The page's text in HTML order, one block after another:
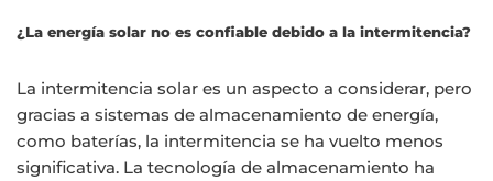
¿La energía solar no es confiable debido a la intermitencia?
La intermitencia solar es un aspecto a considerar, pero
gracias a sistemas de almacenamiento de energía,
como baterías, la intermitencia se ha vuelto menos
significativa. La tecnología de almacenamiento ha